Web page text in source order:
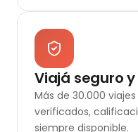
Viajá seguro
Más de 30.000
verificados,
siempre disponible.